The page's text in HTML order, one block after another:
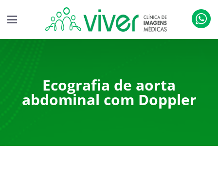
Ecografia de aorta
abdominal com Doppler